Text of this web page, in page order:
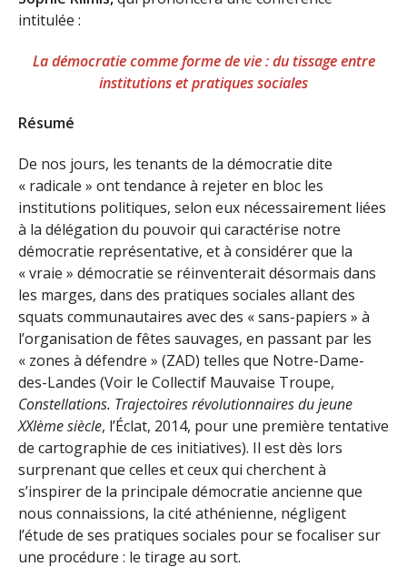
intitulée :
La démocratie comme forme de vie : du tissage entre
institutions et pratiques sociales
Résumé
De nos jours, les tenants de la démocratie dite
« radicale » ont tendance à rejeter en bloc les
institutions politiques, selon eux nécessairement liées
à la délégation du pouvoir qui caractérise notre
démocratie représentative, et à considérer que la
« vraie » démocratie se réinventerait désormais dans
les marges, dans des pratiques sociales allant des
squats communautaires avec des « sans-papiers » à
l’organisation de fêtes sauvages, en passant par les
« zones à défendre » (ZAD) telles que Notre-Dame-
des-Landes (Voir le Collectif Mauvaise Troupe,
Constellations. Trajectoires révolutionnaires du jeune
XXIème siècle, l’Éclat, 2014, pour une première tentative
de cartographie de ces initiatives). Il est dès lors
surprenant que celles et ceux qui cherchent à
s’inspirer de la principale démocratie ancienne que
nous connaissions, la cité athénienne, négligent
l’étude de ses pratiques sociales pour se focaliser sur
une procédure : le tirage au sort.